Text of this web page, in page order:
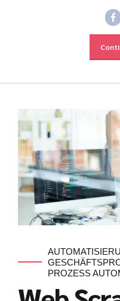
PROZESS